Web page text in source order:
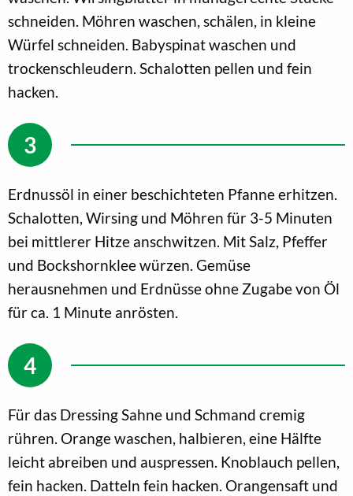
schneiden. Möhren waschen, schälen, in kleine
Würfel schneiden. Babyspinat waschen und
trockenschleudern. Schalotten pellen und fein
hacken.
Erdnussöl in einer beschichteten Pfanne erhitzen.
Schalotten, Wirsing und Möhren für 3-5 Minuten
bei mittlerer Hitze anschwitzen. Mit Salz, Pfeffer
und Bockshornklee würzen. Gemüse
herausnehmen und Erdnüsse ohne Zugabe von Öl
für ca. 1 Minute anrösten.
Für das Dressing Sahne und Schmand cremig
rühren. Orange waschen, halbieren, eine Hälfte
leicht abreiben und auspressen. Knoblauch pellen,
fein hacken. Datteln fein hacken. Orangensaft und